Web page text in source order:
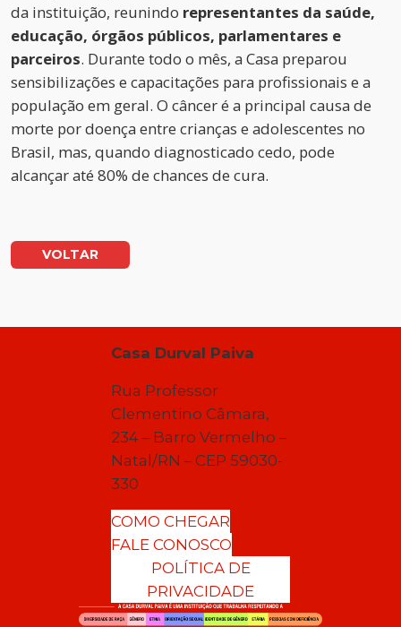
da instituição, reunindo representantes da saúde,
educação, órgãos públicos, parlamentares e
parceiros. Durante todo o mês, a Casa preparou
sensibilizações e capacitações para profissionais e a
população em geral. O câncer é a principal causa de
morte por doença entre crianças e adolescentes no
Brasil, mas, quando diagnosticado cedo, pode
alcançar até 80% de chances de cura.
VOLTAR
Casa Durval Paiva
Rua Professor
Clementino Câmara,
234 – Barro Vermelho –
Natal/RN – CEP 59030-
330
COMO CHEGAR
FALE CONOSCO
POLÍTICA DE
PRIVACIDADE